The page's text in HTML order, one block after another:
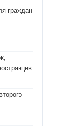
граждан